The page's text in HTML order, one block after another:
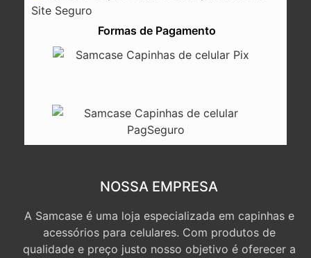
Formas de Pagamento
NOSSA EMPRESA
A Samcase é uma loja especializada em capinhas e
acessórios para celulares. Com produtos de
qualidade e preço justo nosso objetivo é oferecer a